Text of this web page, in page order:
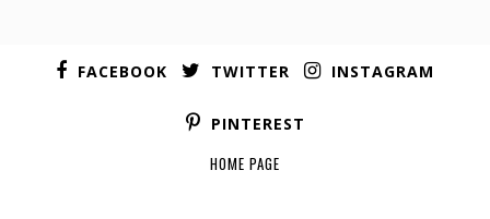
FACEBOOK TWITTER INSTAGRAM
PINTEREST
HOME PAGE